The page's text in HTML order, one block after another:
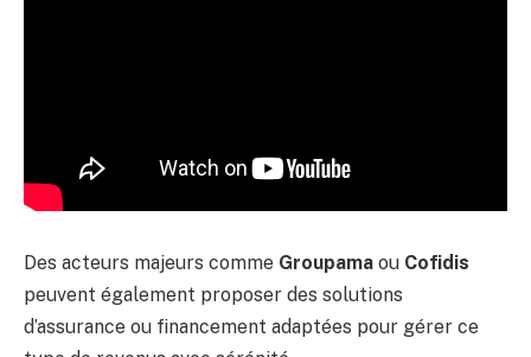
Des acteurs majeurs comme Groupama ou Cofidis
peuvent également proposer des solutions
d’assurance ou financement adaptées pour gérer ce